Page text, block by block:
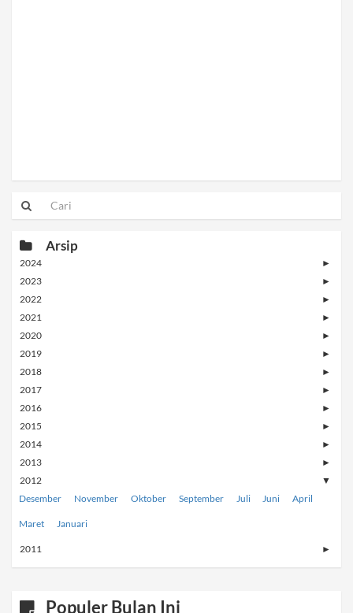
Arsip
2024 ►
2023 ►
2022 ►
2021 ►
2020 ►
2019 ►
2018 ►
2017 ►
2016 ►
2015 ►
2014 ►
2013 ►
2012 ▼
Desember November Oktober September Juli Juni April
Maret Januari
2011 ►
Populer Bulan Ini